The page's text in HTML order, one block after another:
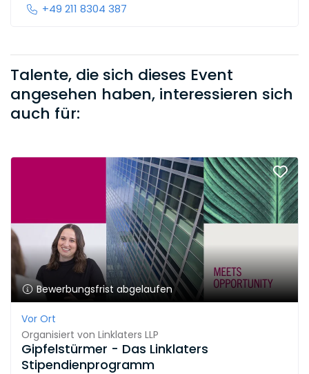
+49 211 8304 387
Talente, die sich dieses Event
angesehen haben, interessieren sich
auch für:
Bewerbungsfrist abgelaufen
Vor Ort
Organisiert von Linklaters LLP
Gipfelstürmer - Das Linklaters
Stipendienprogramm